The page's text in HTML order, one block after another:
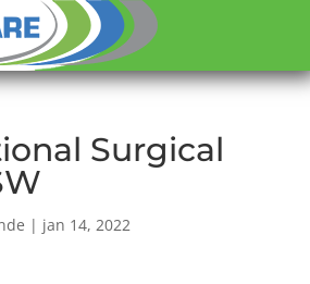
Surgical
| jan 14, 2022